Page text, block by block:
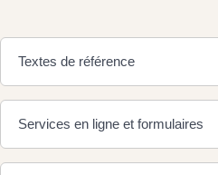
Textes de référence
Services en ligne et formulaires